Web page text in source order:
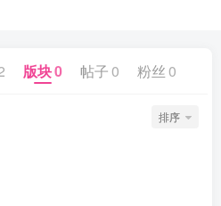
版块0 帖子 0 粉丝 0
排序